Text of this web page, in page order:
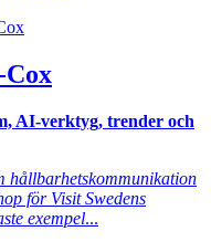
Cox
AI-verktyg, trender och
hållbarhetskommunikation
för Visit Swedens
exempel...